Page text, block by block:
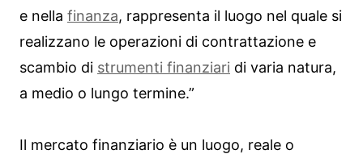
e nella finanza, rappresenta il luogo nel quale si
realizzano le operazioni di contrattazione e
scambio di strumenti finanziari di varia natura,
a medio o lungo termine.”
Il mercato finanziario è un luogo, reale o